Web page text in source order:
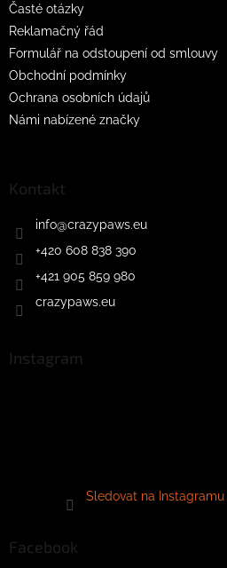
Časté otázky
Reklamačný řád
Formulář na odstoupení od smlouvy
Obchodní podmínky
Ochrana osobních údajů
Námi nabízené značky
Kontakt
info@crazypaws.eu
+420 608 838 390
+421 905 859 980
crazypaws.eu
Instagram
Sledovat na Instagramu
Facebook